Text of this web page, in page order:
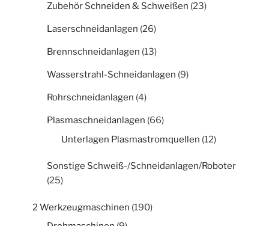
Zubehör Schneiden & Schweißen (23)
Laserschneidanlagen (26)
Brennschneidanlagen (13)
Wasserstrahl-Schneidanlagen (9)
Rohrschneidanlagen (4)
Plasmaschneidanlagen (66)
Unterlagen Plasmastromquellen (12)
Sonstige Schweiß-/Schneidanlagen/Roboter
(25)
2 Werkzeugmaschinen (190)